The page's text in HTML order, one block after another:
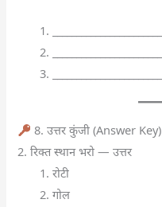
8. उत्तर कुंजी (Answer Key)
2. रिक्त स्थान भरो — उत्तर
रोटी
गोल